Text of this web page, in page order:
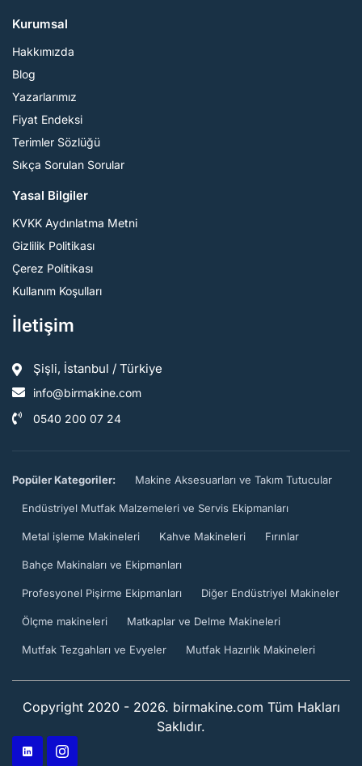
Kurumsal
Hakkımızda
Blog
Yazarlarımız
Fiyat Endeksi
Terimler Sözlüğü
Sıkça Sorulan Sorular
Yasal Bilgiler
KVKK Aydınlatma Metni
Gizlilik Politikası
Çerez Politikası
Kullanım Koşulları
İletişim
Şişli, İstanbul / Türkiye
info@birmakine.com
0540 200 07 24
Popüler Kategoriler: Makine Aksesuarları ve Takım Tutucular
Endüstriyel Mutfak Malzemeleri ve Servis Ekipmanları
Metal işleme Makineleri Kahve Makineleri Fırınlar
Bahçe Makinaları ve Ekipmanları
Profesyonel Pişirme Ekipmanları Diğer Endüstriyel Makineler
Ölçme makineleri Matkaplar ve Delme Makineleri
Mutfak Tezgahları ve Evyeler Mutfak Hazırlık Makineleri
Copyright 2020 - 2026. birmakine.com Tüm Hakları
Saklıdır.